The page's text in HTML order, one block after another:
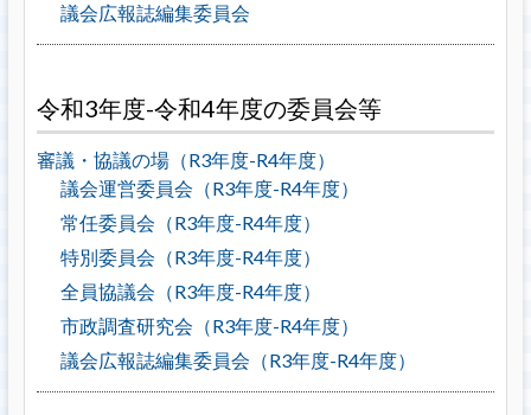
議会広報誌編集委員会
令和3年度-令和4年度の委員会等
審議・協議の場（R3年度-R4年度）
議会運営委員会（R3年度-R4年度）
常任委員会（R3年度-R4年度）
特別委員会（R3年度-R4年度）
全員協議会（R3年度-R4年度）
市政調査研究会（R3年度-R4年度）
議会広報誌編集委員会（R3年度-R4年度）